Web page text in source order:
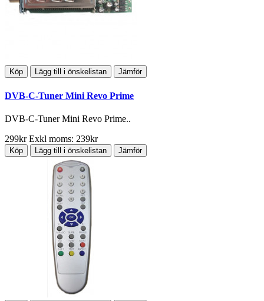
Köp Lägg till i önskelistan Jämför
DVB-C-Tuner Mini Revo Prime
DVB-C-Tuner Mini Revo Prime..
299krExkl moms: 239kr
Köp Lägg till i önskelistan Jämför